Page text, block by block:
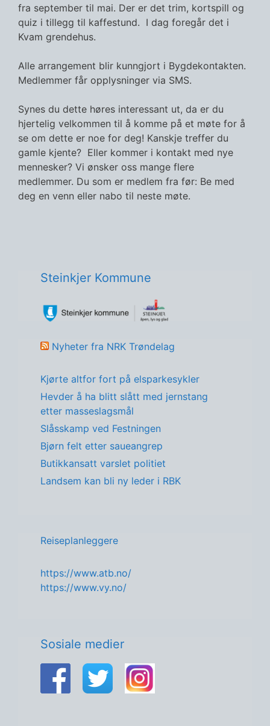
fra september til mai. Der er det trim, kortspill og
quiz i tillegg til kaffestund. I dag foregår det i
Kvam grendehus.
Alle arrangement blir kunngjort i Bygdekontakten.
Medlemmer får opplysninger via SMS.
Synes du dette høres interessant ut, da er du
hjertelig velkommen til å komme på et møte for å
se om dette er noe for deg! Kanskje treffer du
gamle kjente? Eller kommer i kontakt med nye
mennesker? Vi ønsker oss mange flere
medlemmer. Du som er medlem fra før: Be med
deg en venn eller nabo til neste møte.
Steinkjer Kommune
Nyheter fra NRK Trøndelag
Kjørte altfor fort på elsparkesykler
Hevder å ha blitt slått med jernstang
etter masseslagsmål
Slåsskamp ved Festningen
Bjørn felt etter saueangrep
Butikkansatt varslet politiet
Landsem kan bli ny leder i RBK
Reiseplanleggere
https://www.atb.no/
https://www.vy.no/
Sosiale medier